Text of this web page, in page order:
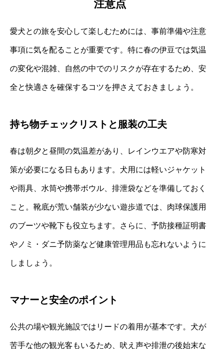
注意点
愛犬との旅を安心して楽しむためには、事前準備や注意
事項に気を配ることが重要です。特に春の伊豆では気温
の変化や混雑、自然の中でのリスクが存在するため、安
全と快適さを確保するコツを押さえておきましょう。
持ち物チェックリストと服装の工夫
春は朝夕と昼間の気温差があり、レインウエアや防寒対
策が必要になる日もあります。犬用には軽いジャケット
や雨具、水筒や携帯ボウル、排泄袋などを準備しておく
こと。靴底が荒い舗装が少ない遊歩道では、肉球保護用
のブーツや靴下も役立ちます。さらに、予防接種証明書
やノミ・ダニ予防薬など健康管理用品も忘れないように
しましょう。
マナーと安全のポイント
公共の場や観光施設ではリードの着用が基本です。犬が
苦手な他の観光客もいるため、吠え声や排泄の後始末な